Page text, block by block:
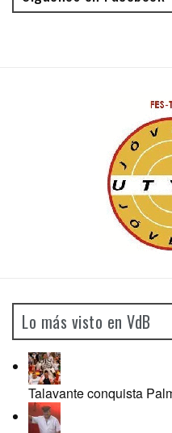
Lo más visto en VdB
Talavante conquista